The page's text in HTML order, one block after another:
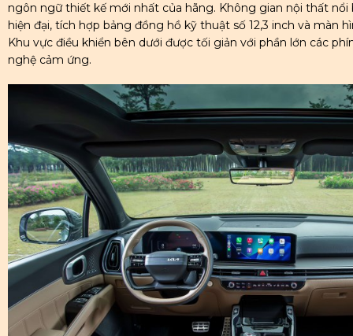
ngôn ngữ thiết kế mới nhất của hãng. Không gian nội thất
hiện đại, tích hợp bảng đồng hồ kỹ thuật số 12,3 inch và màn
Khu vực điều khiển bên dưới được tối giản với phần lớn các
nghệ cảm ứng.